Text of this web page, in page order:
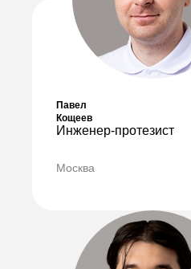
Павел
Кощеев
Инженер-протезист
Москва